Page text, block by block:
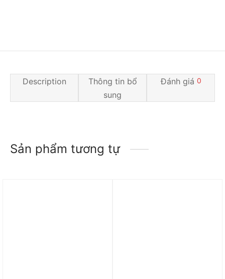
Description
Thông tin bổ
sung
Đánh giá 0
Sản phẩm tương tự